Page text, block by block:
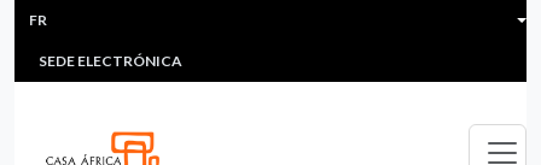
Aller au contenu principal
HEADER MENU
MULTIMEDIA
SEDE ELECTRÓNICA
FR